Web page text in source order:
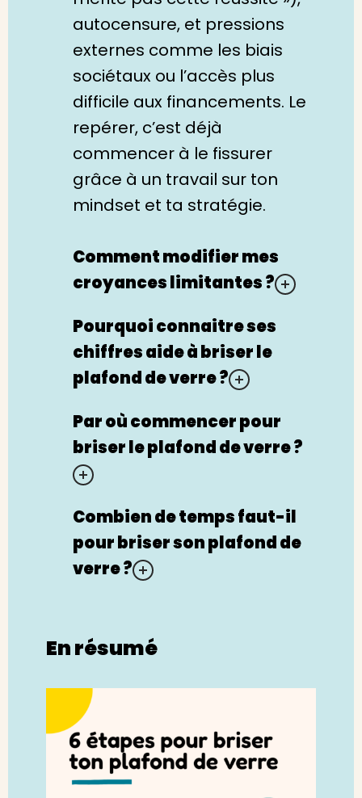
autocensure, et pressions
externes comme les biais
sociétaux ou l’accès plus
difficile aux financements. Le
repérer, c’est déjà
commencer à le fissurer
grâce à un travail sur ton
mindset et ta stratégie.
Comment modifier mes
croyances limitantes ?
Pourquoi connaitre ses
chiffres aide à briser le
plafond de verre ?
Par où commencer pour
briser le plafond de verre ?
Combien de temps faut-il
pour briser son plafond de
verre ?
En résumé